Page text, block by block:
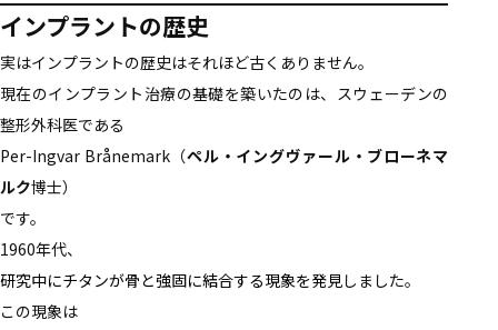
インプラントの歴史
実はインプラントの歴史はそれほど古くありません。
現在のインプラント治療の基礎を築いたのは、スウェーデンの
整形外科医である
Per-Ingvar Brånemark（ペル・イングヴァール・ブローネマ
ルク博士）
です。
1960年代、
研究中にチタンが骨と強固に結合する現象を発見しました。
この現象は